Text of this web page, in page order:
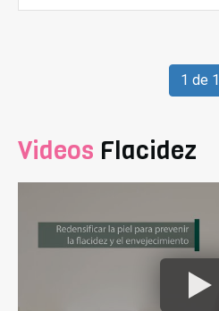
1 de 1
Videos Flacidez